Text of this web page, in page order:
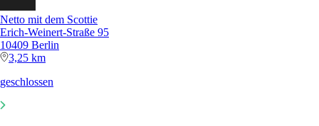
Netto mit dem Scottie
Erich-Weinert-Straße 95
10409 Berlin
3,25 km
geschlossen